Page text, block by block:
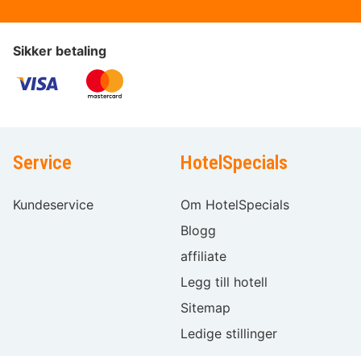
Sikker betaling
Service
Kundeservice
HotelSpecials
Om HotelSpecials
Blogg
affiliate
Legg till hotell
Sitemap
Ledige stillinger